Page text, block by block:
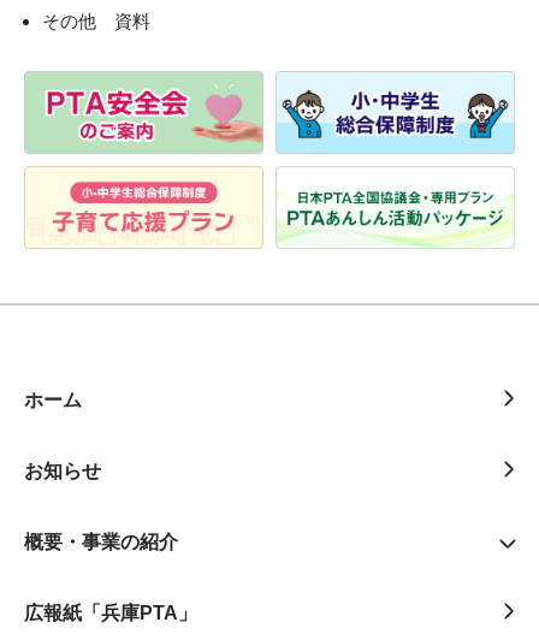
その他 資料
ホーム
お知らせ
概要・事業の紹介
広報紙「兵庫PTA」